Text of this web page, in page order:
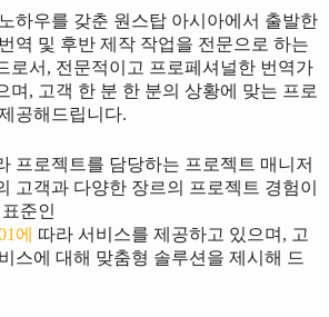
하우를 갖춘 원스탑 아시아에서 출발한
역 및 후반 제작 작업을 전문으로 하는
로서, 전문적이고 프로페셔널한 번역가
며, 고객 한 분 한 분의 상황에 맞는 프로
공해드립니다.
프로젝트를 담당하는 프로젝트 매니저
고객과 다양한 장르의 프로젝트 경험이
준인
에 따라 서비스를 제공하고 있으며, 고
스에 대해 맞춤형 솔루션을 제시해 드